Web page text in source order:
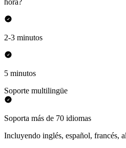
hora?
2-3 minutos
5 minutos
Soporte multilingüe
Soporta más de 70 idiomas
Incluyendo inglés, español, francés,